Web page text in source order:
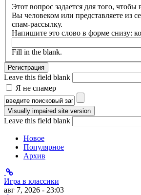
Этот вопрос задается для того, чтобы
Вы человеком или представляете из
спам-рассылку.
Напишите это слово в форме снизу:
Fill in the blank.
Leave this field blank
Я не спамер
Я спамер
Форма поиска
Leave this field blank
Новое
Популярное
Архив
Игра в классики
авг 7, 2026 - 23:03